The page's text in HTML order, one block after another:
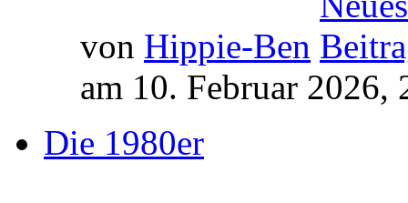
von Hippie-Ben
am 10. Februar 2026,
Die 1980er